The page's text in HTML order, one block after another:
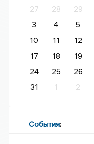
27
28 29
3
4 5
10
11 12
17
18 19
24
25 26
31
1 2
События: